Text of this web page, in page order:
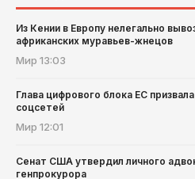
Из Кении в Европу нелегально
африканских муравьев-жнецов
Мир 13:03
Глава цифрового блока ЕС
соцсетей
Мир 12:01
Сенат США утвердил личного
генпрокурора